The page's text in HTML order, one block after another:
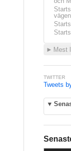
vägen
► Mest
TWITTER
Tweets
▼